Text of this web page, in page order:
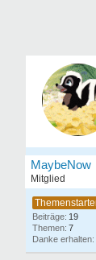
MaybeNow
Mitglied
19
7